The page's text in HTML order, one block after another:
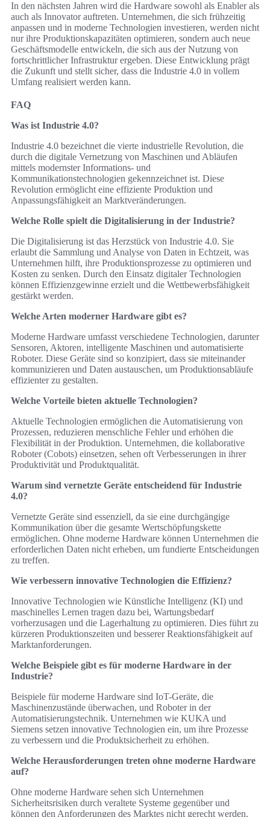
In den nächsten Jahren wird die Hardware sowohl als Enabler als
auch als Innovator auftreten. Unternehmen, die sich frühzeitig
anpassen und in moderne Technologien investieren, werden nicht
nur ihre Produktionskapazitäten optimieren, sondern auch neue
Geschäftsmodelle entwickeln, die sich aus der Nutzung von
fortschrittlicher Infrastruktur ergeben. Diese Entwicklung prägt
die Zukunft und stellt sicher, dass die Industrie 4.0 in vollem
Umfang realisiert werden kann.
FAQ
Was ist Industrie 4.0?
Industrie 4.0 bezeichnet die vierte industrielle Revolution, die
durch die digitale Vernetzung von Maschinen und Abläufen
mittels modernster Informations- und
Kommunikationstechnologien gekennzeichnet ist. Diese
Revolution ermöglicht eine effiziente Produktion und
Anpassungsfähigkeit an Marktveränderungen.
Welche Rolle spielt die Digitalisierung in der Industrie?
Die Digitalisierung ist das Herzstück von Industrie 4.0. Sie
erlaubt die Sammlung und Analyse von Daten in Echtzeit, was
Unternehmen hilft, ihre Produktionsprozesse zu optimieren und
Kosten zu senken. Durch den Einsatz digitaler Technologien
können Effizienzgewinne erzielt und die Wettbewerbsfähigkeit
gestärkt werden.
Welche Arten moderner Hardware gibt es?
Moderne Hardware umfasst verschiedene Technologien, darunter
Sensoren, Aktoren, intelligente Maschinen und automatisierte
Roboter. Diese Geräte sind so konzipiert, dass sie miteinander
kommunizieren und Daten austauschen, um Produktionsabläufe
effizienter zu gestalten.
Welche Vorteile bieten aktuelle Technologien?
Aktuelle Technologien ermöglichen die Automatisierung von
Prozessen, reduzieren menschliche Fehler und erhöhen die
Flexibilität in der Produktion. Unternehmen, die kollaborative
Roboter (Cobots) einsetzen, sehen oft Verbesserungen in ihrer
Produktivität und Produktqualität.
Warum sind vernetzte Geräte entscheidend für Industrie
4.0?
Vernetzte Geräte sind essenziell, da sie eine durchgängige
Kommunikation über die gesamte Wertschöpfungskette
ermöglichen. Ohne moderne Hardware können Unternehmen die
erforderlichen Daten nicht erheben, um fundierte Entscheidungen
zu treffen.
Wie verbessern innovative Technologien die Effizienz?
Innovative Technologien wie Künstliche Intelligenz (KI) und
maschinelles Lernen tragen dazu bei, Wartungsbedarf
vorherzusagen und die Lagerhaltung zu optimieren. Dies führt zu
kürzeren Produktionszeiten und besserer Reaktionsfähigkeit auf
Marktanforderungen.
Welche Beispiele gibt es für moderne Hardware in der
Industrie?
Beispiele für moderne Hardware sind IoT-Geräte, die
Maschinenzustände überwachen, und Roboter in der
Automatisierungstechnik. Unternehmen wie KUKA und
Siemens setzen innovative Technologien ein, um ihre Prozesse
zu verbessern und die Produktsicherheit zu erhöhen.
Welche Herausforderungen treten ohne moderne Hardware
auf?
Ohne moderne Hardware sehen sich Unternehmen
Sicherheitsrisiken durch veraltete Systeme gegenüber und
können den Anforderungen des Marktes nicht gerecht werden.